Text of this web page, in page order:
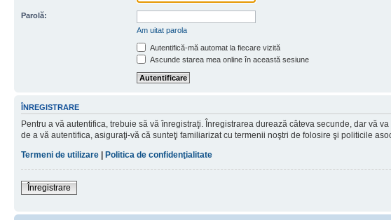
Parolă:
Am uitat parola
Autentifică-mă automat la fiecare vizită
Ascunde starea mea online în această sesiune
ÎNREGISTRARE
Pentru a vă autentifica, trebuie să vă înregistraţi. Înregistrarea durează câteva secunde, dar vă
de a vă autentifica, asiguraţi-vă că sunteţi familiarizat cu termenii noştri de folosire şi politicile
Termeni de utilizare | Politica de confidenţialitate
Înregistrare